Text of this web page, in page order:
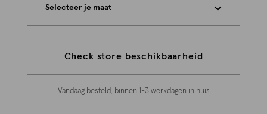
Selecteer je maat
Check store beschikbaarheid
Vandaag besteld, binnen 1-3 werkdagen in huis